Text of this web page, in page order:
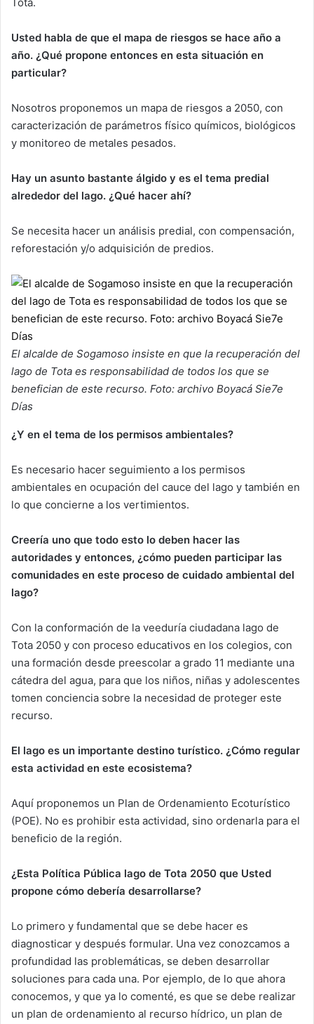
Tota.
Usted habla de que el mapa de riesgos se hace año a
año. ¿Qué propone entonces en esta situación en
particular?
Nosotros proponemos un mapa de riesgos a 2050, con
caracterización de parámetros físico químicos, biológicos
y monitoreo de metales pesados.
Hay un asunto bastante álgido y es el tema predial
alrededor del lago. ¿Qué hacer ahí?
Se necesita hacer un análisis predial, con compensación,
reforestación y/o adquisición de predios.
El alcalde de Sogamoso insiste en que la recuperación del
lago de Tota es responsabilidad de todos los que se
benefician de este recurso. Foto: archivo Boyacá Sie7e
Días
¿Y en el tema de los permisos ambientales?
Es necesario hacer seguimiento a los permisos
ambientales en ocupación del cauce del lago y también en
lo que concierne a los vertimientos.
Creería uno que todo esto lo deben hacer las
autoridades y entonces, ¿cómo pueden participar las
comunidades en este proceso de cuidado ambiental del
lago?
Con la conformación de la veeduría ciudadana lago de
Tota 2050 y con proceso educativos en los colegios, con
una formación desde preescolar a grado 11 mediante una
cátedra del agua, para que los niños, niñas y adolescentes
tomen conciencia sobre la necesidad de proteger este
recurso.
El lago es un importante destino turístico. ¿Cómo regular
esta actividad en este ecosistema?
Aquí proponemos un Plan de Ordenamiento Ecoturístico
(POE). No es prohibir esta actividad, sino ordenarla para el
beneficio de la región.
¿Esta Política Pública lago de Tota 2050 que Usted
propone cómo debería desarrollarse?
Lo primero y fundamental que se debe hacer es
diagnosticar y después formular. Una vez conozcamos a
profundidad las problemáticas, se deben desarrollar
soluciones para cada una. Por ejemplo, de lo que ahora
conocemos, y que ya lo comenté, es que se debe realizar
un plan de ordenamiento al recurso hídrico, un plan de